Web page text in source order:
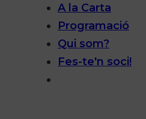
A la Carta
Programació
Qui som?
Fes-te'n soci!